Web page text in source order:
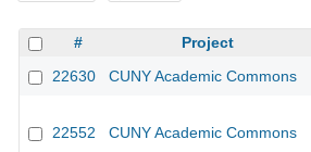
# Project
22630
CUNY Academic Commons
22552 CUNY Academic Commons